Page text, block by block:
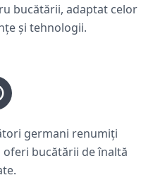
bucătării, adaptat celor
și tehnologii.
germani renumiți
bucătării de înaltă